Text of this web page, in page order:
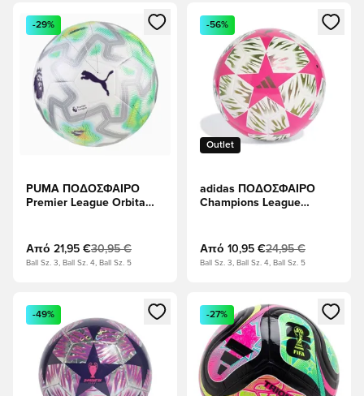
Ανοίγει ένα Modal για να συνδεθείτε ή να εγγραφείτε ως
-29%
PUMA ΠΟΔΟΣΦΑΙΡΟ
Premier League Orbita
Από 21,95 €30,95 €
Ball Sz. 3, Ball Sz. 4, Ball Sz. 5
Ανοίγει ένα Modal για να
Outlet
-56%
adidas ΠΟΔΟΣΦΑΙΡΟ
Champions League
Λευκό
Από 10,95 €24,95 €
Ball Sz. 3, Ball Sz. 4, Ball Sz. 5
Ανοίγει ένα Modal για να συνδεθείτε ή να εγγραφείτε ως
-49%
Ανοίγει ένα Modal για να
-27%